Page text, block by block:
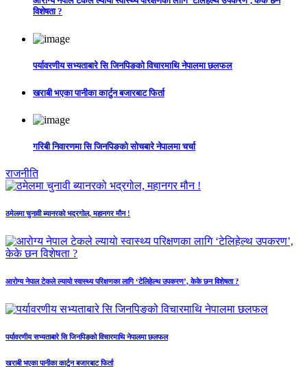
विशेषता ?
पर्यावरणीय सभ्यताबारे सि जिनपिङको विचारमाथि नेपालमा छलफल
खराबी भएका पानीका कार्टुन बजारबाट फिर्ता
गरिबी निवारणमा सि जिनपिङको सोचबारे नेपालमा चर्चा
राजनीति
ठमेलमा चुनावी ब्यानरको भद्रगोल, महानगर मौन !
आरोग्य नेपाल टेकले ल्यायो स्वास्थ्य परिक्षणका लागि ‘टेलिहेल्थ उपकरण’, केके छन विशेषता ?
पर्यावरणीय सभ्यताबारे सि जिनपिङको विचारमाथि नेपालमा छलफल
खराबी भएका पानीका कार्टुन बजारबाट फिर्ता